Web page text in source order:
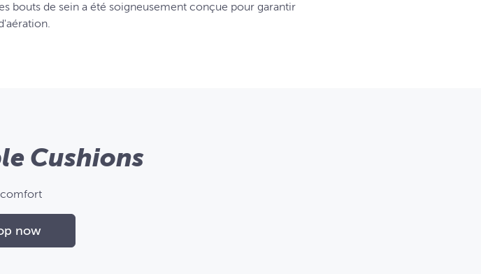
bouts de sein a été soigneusement conçue pour garantir
Cushions
now